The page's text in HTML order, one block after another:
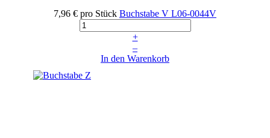
7,96 € pro Stück Buchstabe V L06-0044V
+
–
In den Warenkorb